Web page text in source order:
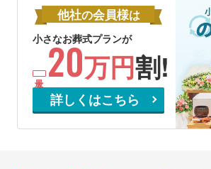
他社の会員様は
小さなお葬式プランが
20万円割!
詳しくはこちら